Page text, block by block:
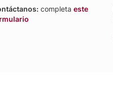
completa este